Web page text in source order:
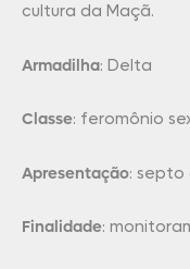
cultura da Maçã.
Armadilha: Delta
Classe: feromônio
Apresentação: septo
Finalidade: